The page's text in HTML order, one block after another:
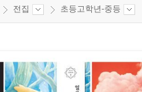
전집 초등고학년-중등